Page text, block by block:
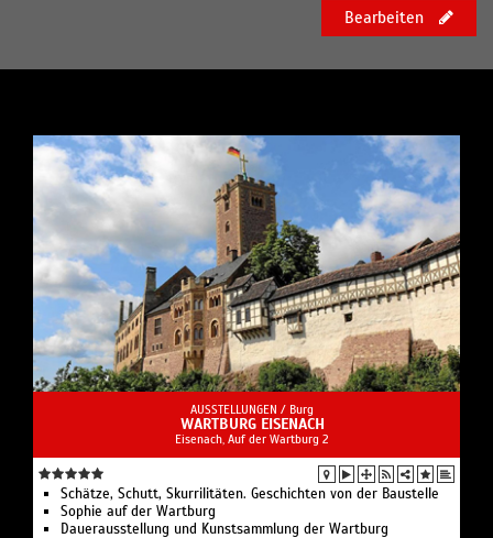
Das Angebot ist geeignet für Erwachsene aller
Erwachsener. Für eine Rast im Wald bitte nach eigenem
Obere Saale verantwortlich. Treffpunkt für alle
Wanderungen ist der Eingang zum Schloss.
Bearbeiten
AUSSTELLUNGEN / Burg
WARTBURG EISENACH
Eisenach, Auf der Wartburg 2
Schätze, Schutt, Skurrilitäten. Geschichten von der Baustelle
Sophie auf der Wartburg
Dauerausstellung und Kunstsammlung der Wartburg